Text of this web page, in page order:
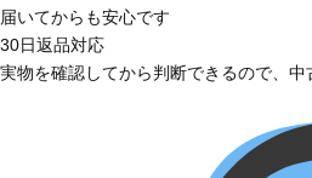
届いてからも安心です
30日返品対応
実物を確認してから判断できるので、